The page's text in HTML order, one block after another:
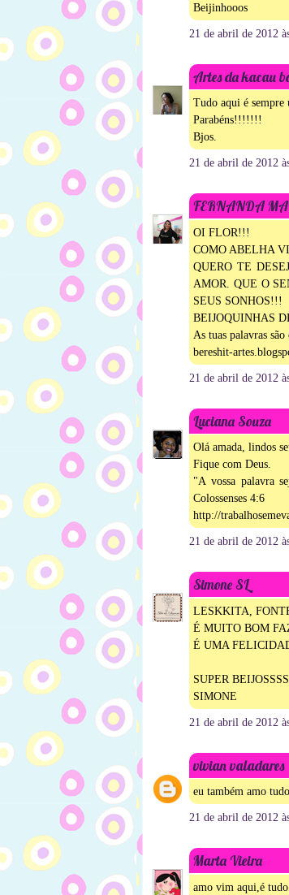
Beijinhooos
21 de abril de 2012
Artes da kacau
Tudo aqui é sempre
Parabéns!!!!!!!
Bjos.
21 de abril de 2012
FERNANDA
OI FLOR!!!
COMO ABELHA
QUERO TE
AMOR. QUE O
SEUS SONHOS!!!
BEIJOQUINHAS
As tuas palavras
bereshit-
21 de abril de 2012
Luciana Souza
Olá amada, lindos
Fique com Deus.
"A vossa palavra
Colossenses 4:6
http://
21 de abril de 2012
Simone SL
LESKKITA,
É MUITO BOM
É UMA
SUPER
SIMONE
21 de abril de 2012
vivian valadares
eu também amo
21 de abril de 2012
Marta Vieira
amo vim aqui,é